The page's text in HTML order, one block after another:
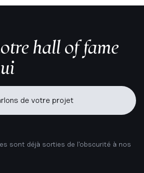
hall of fame
de votre projet
sont déjà sorties de l'obscurité à nos